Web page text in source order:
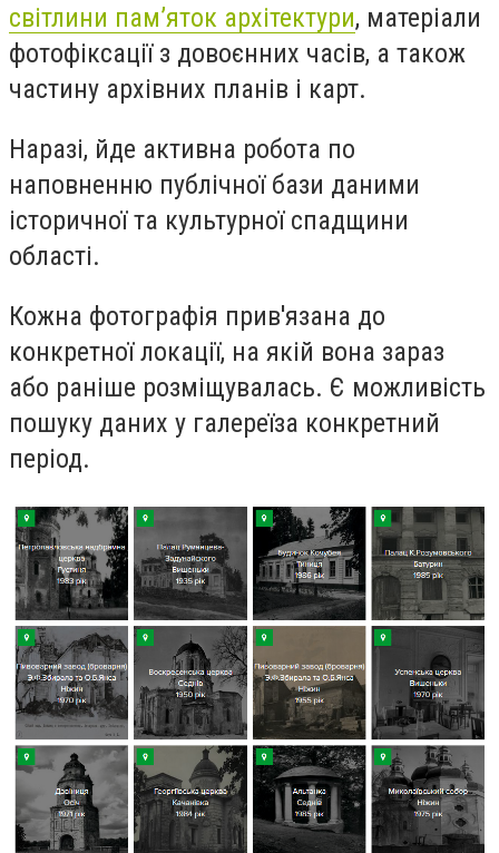
світлини пам’яток архітектури, матеріали
фотофіксації з довоєнних часів, а також
частину архівних планів і карт.
Наразі, йде активна робота по
наповненню публічної бази даними
історичної та культурної спадщини
області.
Кожна фотографія прив'язана до
конкретної локації, на якій вона зараз
або раніше розміщувалась. Є можливість
пошуку даних у галереїза конкретний
період.